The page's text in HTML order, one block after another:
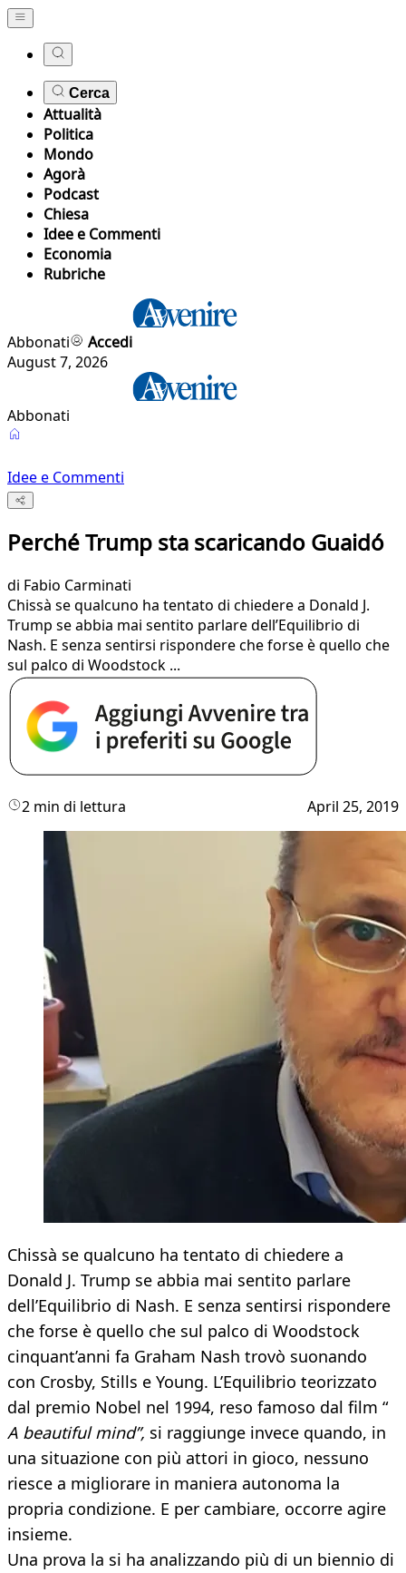
Cerca
Attualità
Politica
Mondo
Agorà
Podcast
Chiesa
Idee e Commenti
Economia
Rubriche
Abbonati
Accedi
August 7, 2026
Abbonati
Idee e Commenti
Perché Trump sta scaricando Guaidó
di Fabio Carminati
Chissà se qualcuno ha tentato di chiedere a Donald J.
Trump se abbia mai sentito parlare dell’Equilibrio di
Nash. E senza sentirsi rispondere che forse è quello che
sul palco di Woodstock ...
2 min di lettura April 25, 2019
Chissà se qualcuno ha tentato di chiedere a
Donald J. Trump se abbia mai sentito parlare
dell’Equilibrio di Nash. E senza sentirsi rispondere
che forse è quello che sul palco di Woodstock
cinquant’anni fa Graham Nash trovò suonando
con Crosby, Stills e Young. L’Equilibrio teorizzato
dal premio Nobel nel 1994, reso famoso dal film “
A beautiful mind”, si raggiunge invece quando, in
una situazione con più attori in gioco, nessuno
riesce a migliorare in maniera autonoma la
propria condizione. E per cambiare, occorre agire
insieme.
Una prova la si ha analizzando più di un biennio di